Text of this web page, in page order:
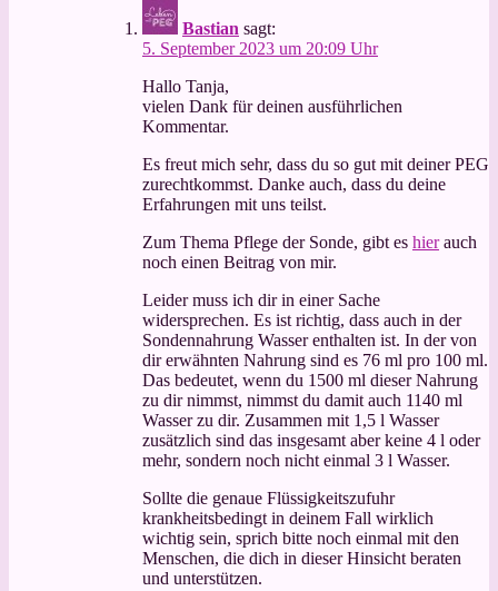
Bastian sagt:
5. September 2023 um 20:09 Uhr
Hallo Tanja,
vielen Dank für deinen ausführlichen
Kommentar.
Es freut mich sehr, dass du so gut mit deiner PEG
zurechtkommst. Danke auch, dass du deine
Erfahrungen mit uns teilst.
Zum Thema Pflege der Sonde, gibt es hierauch
noch einen Beitrag von mir.
Leider muss ich dir in einer Sache
widersprechen. Es ist richtig, dass auch in der
Sondennahrung Wasser enthalten ist. In der von
dir erwähnten Nahrung sind es 76 ml pro 100 ml.
Das bedeutet, wenn du 1500 ml dieser Nahrung
zu dir nimmst, nimmst du damit auch 1140 ml
Wasser zu dir. Zusammen mit 1,5 l Wasser
zusätzlich sind das insgesamt aber keine 4 l oder
mehr, sondern noch nicht einmal 3 l Wasser.
Sollte die genaue Flüssigkeitszufuhr
krankheitsbedingt in deinem Fall wirklich
wichtig sein, sprich bitte noch einmal mit den
Menschen, die dich in dieser Hinsicht beraten
und unterstützen.